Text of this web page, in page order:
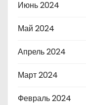
Июнь 2024
Май 2024
Апрель 2024
Март 2024
Февраль 2024